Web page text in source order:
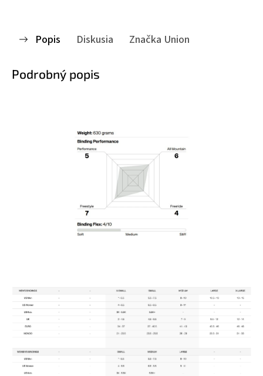
Popis Diskusia Značka Union
Podrobný popis